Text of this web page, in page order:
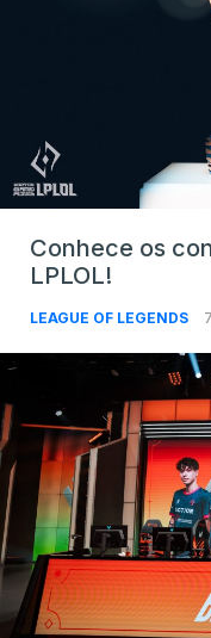
Conhece os
LPLOL!
LEAGUE OF LEGENDS